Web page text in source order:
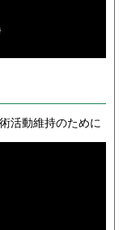
活動維持のために